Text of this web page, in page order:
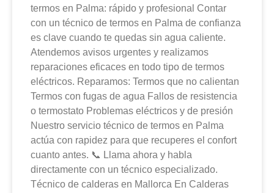
termos en Palma: rápido y profesional Contar
con un técnico de termos en Palma de confianza
es clave cuando te quedas sin agua caliente.
Atendemos avisos urgentes y realizamos
reparaciones eficaces en todo tipo de termos
eléctricos. Reparamos: Termos que no calientan
Termos con fugas de agua Fallos de resistencia
o termostato Problemas eléctricos y de presión
Nuestro servicio técnico de termos en Palma
actúa con rapidez para que recuperes el confort
cuanto antes. 📞 Llama ahora y habla
directamente con un técnico especializado.
Técnico de calderas en Mallorca En Calderas